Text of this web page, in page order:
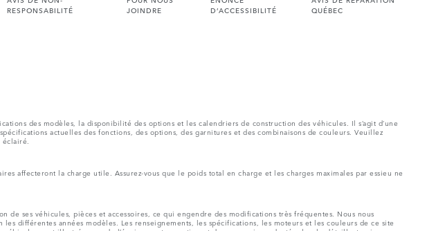
RESPONSABILITÉ
JOINDRE
D’ACCESSIBILITÉ
QUÉBEC
des modèles, la disponibilité des options et les calendriers de construction des véhicules. Il s’agit d’une
actuelles des fonctions, des options, des garnitures et des combinaisons de couleurs. Veuillez
affecteront la charge utile. Assurez-vous que le poids total en charge et les charges maximales par essieu ne
ses véhicules, pièces et accessoires, ce qui engendre des modifications très fréquentes. Nous nous
différentes années modèles. Les renseignements, les spécifications, les moteurs et les couleurs de ce site